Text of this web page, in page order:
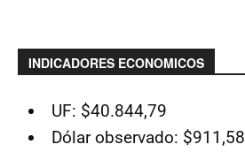
INDICADORES ECONOMICOS
UF: $40.844,79
Dólar observado: $911,58